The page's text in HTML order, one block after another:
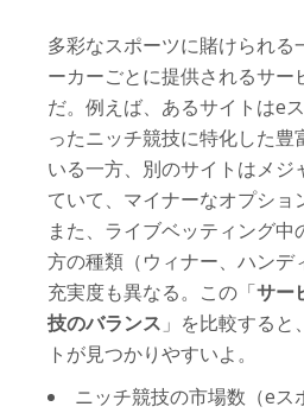
多彩なスポーツに賭けられる
ーカーごとに提供されるサー
だ。例えば、あるサイトはe
ったニッチ競技に特化した豊
いる一方、別のサイトはメジ
ていて、マイナーなオプショ
また、ライブベッティング中
方の種類（ウィナー、ハンデ
充実度も異なる。この「サー
技のバランス 」を比較する
トが見つかりやすいよ。
ニッチ競技の市場数（eス